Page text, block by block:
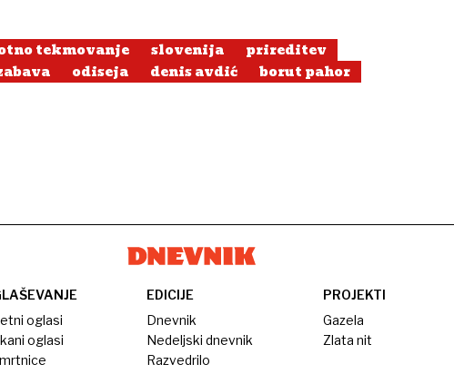
tekmovanje slovenija
prireditev
odiseja denis avdić borut pahor
oglasi
oglasi
EDICIJE
Dnevnik
Nedeljski dnevnik
Razvedrilo
PROJEKTI
Gazela
Zlata nit